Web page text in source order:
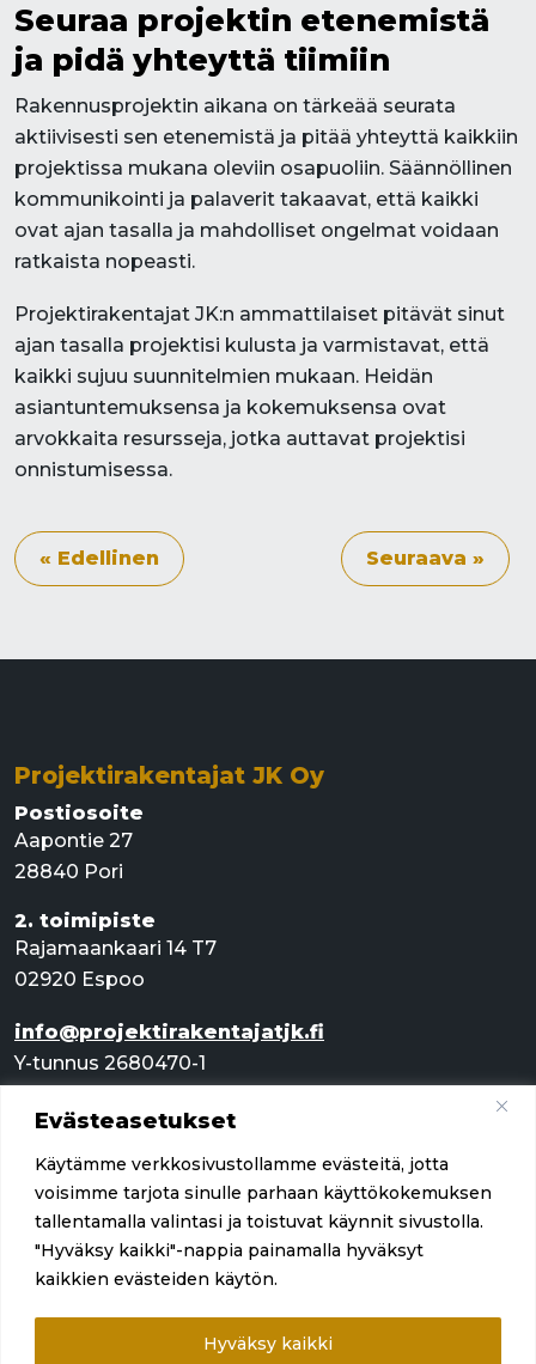
Evästeasetukset
Käytämme verkkosivustollamme evästeitä, jotta
voisimme tarjota sinulle parhaan käyttökokemuksen
tallentamalla valintasi ja toistuvat käynnit sivustolla.
"Hyväksy kaikki"-nappia painamalla hyväksyt
kaikkien evästeiden käytön.
Hyväksy kaikki
Seuraa projektin etenemistä
ja pidä yhteyttä tiimiin
Rakennusprojektin aikana on tärkeää seurata
aktiivisesti sen etenemistä ja pitää yhteyttä kaikkiin
projektissa mukana oleviin osapuoliin. Säännöllinen
kommunikointi ja palaverit takaavat, että kaikki
ovat ajan tasalla ja mahdolliset ongelmat voidaan
ratkaista nopeasti.
Projektirakentajat JK:n ammattilaiset pitävät sinut
ajan tasalla projektisi kulusta ja varmistavat, että
kaikki sujuu suunnitelmien mukaan. Heidän
asiantuntemuksensa ja kokemuksensa ovat
arvokkaita resursseja, jotka auttavat projektisi
onnistumisessa.
« Edellinen Seuraava »
Projektirakentajat JK Oy
Postiosoite
Aapontie 27
28840 Pori
2. toimipiste
Rajamaankaari 14 T7
02920 Espoo
info@projektirakentajatjk.fi
Y-tunnus 2680470-1
Pikalinkit
Palvelut
Referenssit
Yritys